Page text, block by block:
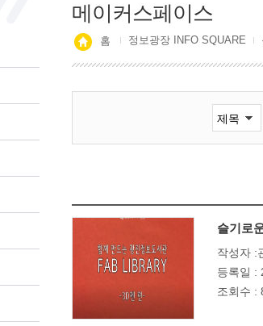
메이커스페이스
홈 정보광장 INFO SQUARE
슬기로
작성자 :
등록일 :
조회수 :